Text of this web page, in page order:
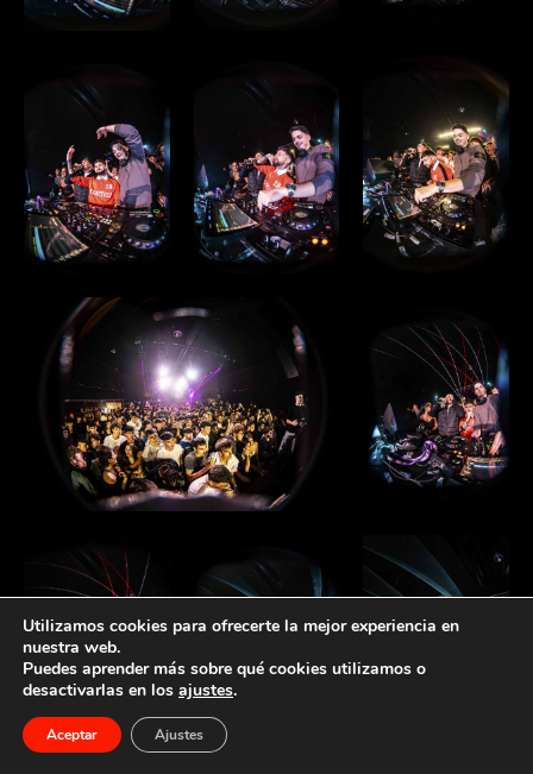
Utilizamos cookies para ofrecerte la mejor experiencia en
nuestra web.
Puedes aprender más sobre qué cookies utilizamos o
desactivarlas en los ajustes.
Aceptar Ajustes
Necessites ajuda?